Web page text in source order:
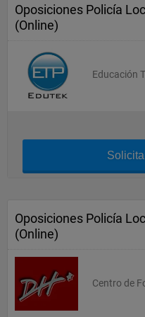
Oposiciones Policía
(Online)
Educación
Oposiciones Policía
(Online)
Centro de